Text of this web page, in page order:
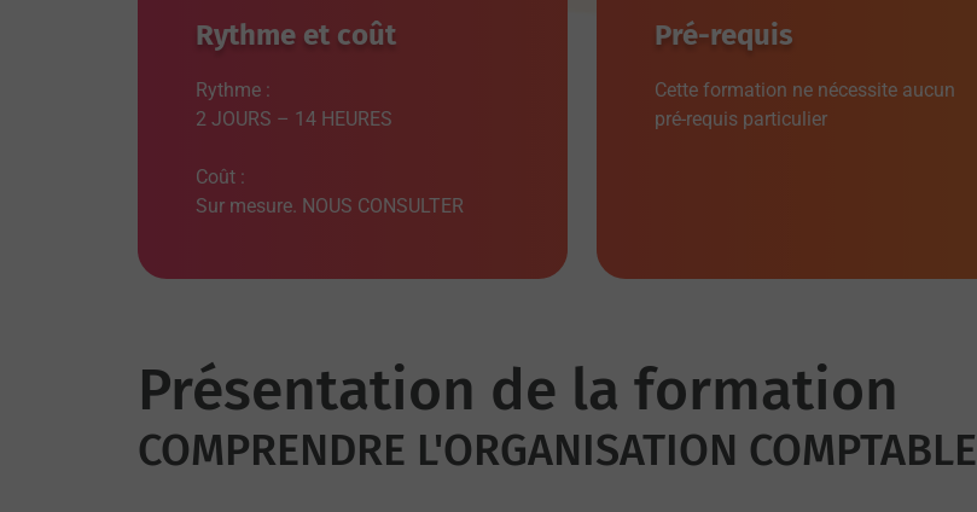
Rythme et coût
Rythme :
2 JOURS – 14 HEURES
Coût :
Sur mesure. NOUS CONSULTER
Pré-requis
Cette formation ne nécessite aucun
pré-requis particulier
Présentation de la formation
COMPRENDRE L'ORGANISATION COMPTABLE